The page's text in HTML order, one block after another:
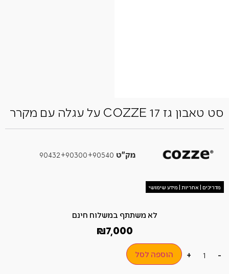
סט טאבון גז 17 COZZE על עגלה עם מקרר
מק"ט
מדריכים | אחריות | מידע שימושי
לא משתתף במשלוח חינם
₪7,000
-
+ הוספה לסל